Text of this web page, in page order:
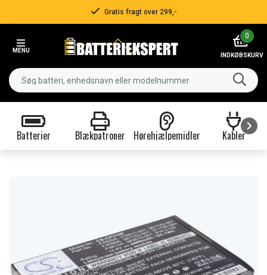
Gratis fragt over 299,-
MENU
0
INDKØBSKURV
Batterier Blækpatroner Hørehjælpemidler Kabler